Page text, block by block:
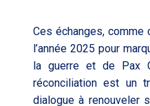
Ces échanges, comme
l’année 2025 pour
la guerre et de Pax
réconciliation est un
dialogue à renouveler